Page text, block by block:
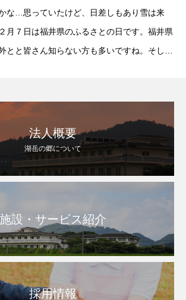
な…思っていたけど、日差しもあり雪は来
月７日は福井県のふるさとの日です。福井県
と皆さん知らない方も多いですね。そして
法人概要
湖岳の郷について
施設・サービス紹介
採用情報